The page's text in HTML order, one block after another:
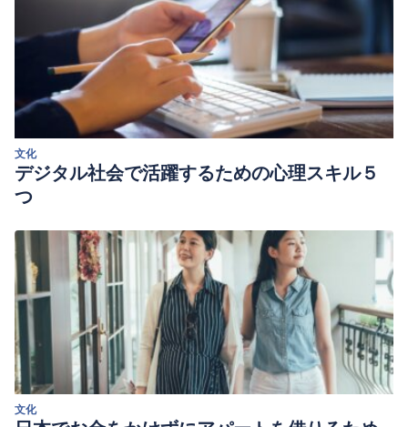
文化
デジタル社会で活躍するための心理スキル５
つ
文化